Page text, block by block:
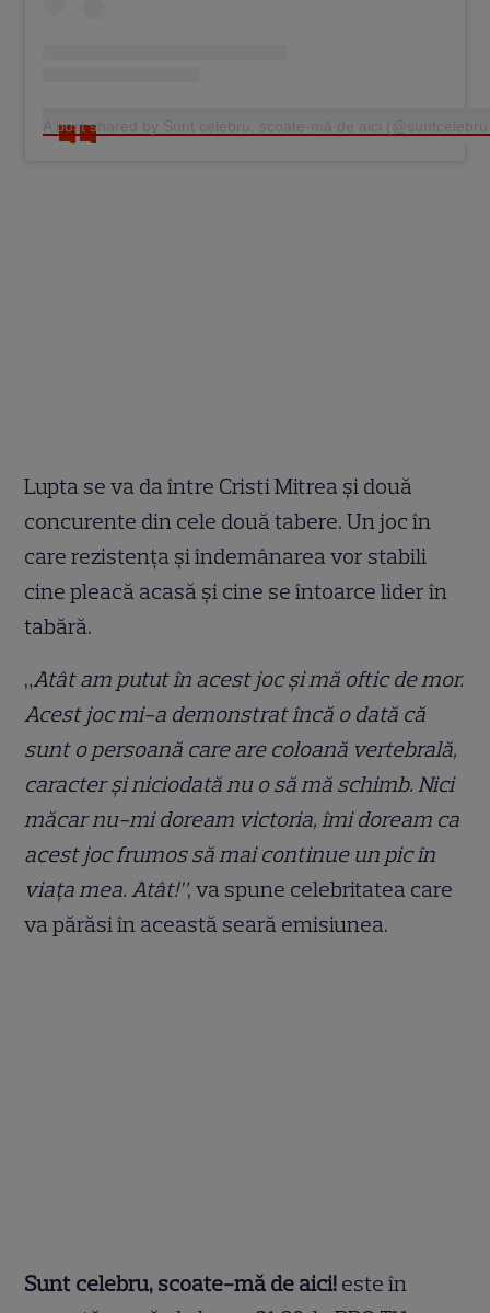
A post shared by Sunt celebru, scoate-mă de aici
Lupta se va da între Cristi Mitrea și două
concurente din cele două tabere. Un joc în
care rezistența și îndemânarea vor stabili
cine pleacă acasă și cine se întoarce lider în
tabără.
„Atât am putut în acest joc și mă oftic de mor.
Acest joc mi-a demonstrat încă o dată că
sunt o persoană care are coloană vertebrală,
caracter și niciodată nu o să mă schimb. Nici
măcar nu-mi doream victoria, îmi doream ca
acest joc frumos să mai continue un pic în
viața mea. Atât!”, va spune celebritatea care
va părăsi în această seară emisiunea.
Sunt celebru, scoate-mă de aici! este în